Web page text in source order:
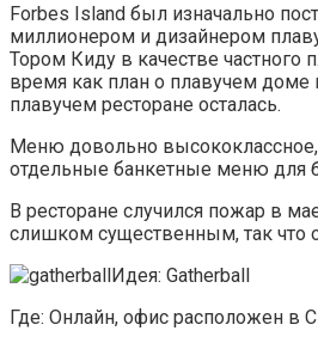
Forbes Island был изначально
миллионером и дизайнером
Тором Киду в качестве частного
время как план о плавучем доме
плавучем ресторане осталась.
Меню довольно высококлассное,
отдельные банкетные меню для
В ресторане случился пожар в
слишком существенным, так что
Идея: Gatherball
Где: Онлайн, офис расположен в